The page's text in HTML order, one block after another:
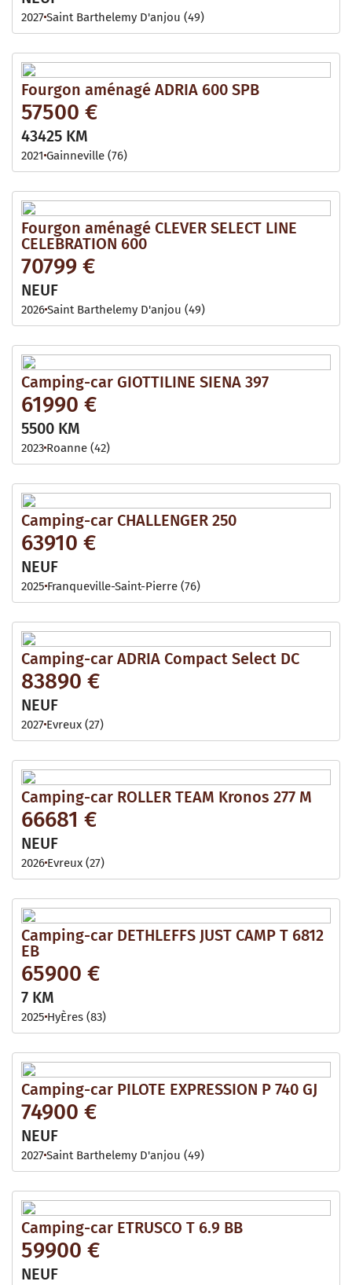
2027Saint Barthelemy D'anjou (49)
Fourgon aménagé ADRIA 600 SPB
57500 €
43425 KM
2021 Gainneville (76)
Fourgon aménagé CLEVER SELECT LINE
CELEBRATION 600
70799 €
NEUF
2026Saint Barthelemy D'anjou (49)
Camping-car GIOTTILINE SIENA 397
61990 €
5500 KM
2023 Roanne (42)
Camping-car CHALLENGER 250
63910 €
NEUF
2025 Franqueville-Saint-Pierre (76)
Camping-car ADRIA Compact Select DC
83890 €
NEUF
2027 Evreux (27)
Camping-car ROLLER TEAM Kronos 277 M
66681 €
NEUF
2026 Evreux (27)
Camping-car DETHLEFFS JUST CAMP T 6812
EB
65900 €
7 KM
2025 HyÈres (83)
Camping-car PILOTE EXPRESSION P 740 GJ
74900 €
NEUF
2027Saint Barthelemy D'anjou (49)
Camping-car ETRUSCO T 6.9 BB
59900 €
NEUF